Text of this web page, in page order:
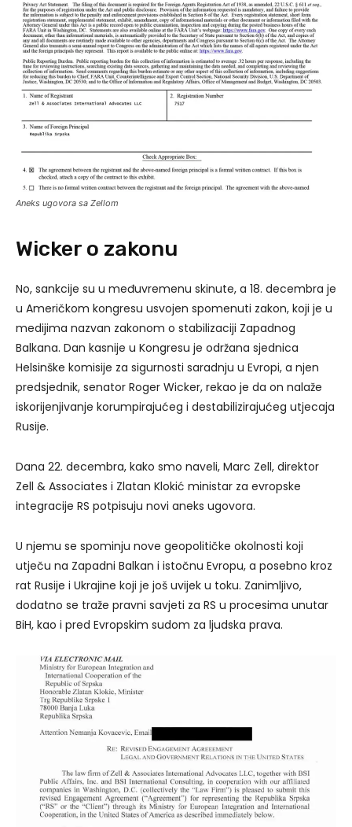
Aneks ugovora sa Zellom
Wicker o zakonu
No, sankcije su u međuvremenu skinute, a 18. decembra je
u Američkom kongresu usvojen spomenuti zakon, koji je u
medijima nazvan zakonom o stabilizaciji Zapadnog
Balkana. Dan kasnije u Kongresu je održana sjednica
Helsinške komisije za sigurnosti saradnju u Evropi, a njen
predsjednik, senator Roger Wicker, rekao je da on nalaže
iskorijenjivanje korumpirajućeg i destabilizirajućeg utjecaja
Rusije.
Dana 22. decembra, kako smo naveli, Marc Zell, direktor
Zell & Associates i Zlatan Klokić ministar za evropske
integracije RS potpisuju novi aneks ugovora.
U njemu se spominju nove geopolitičke okolnosti koji
utječu na Zapadni Balkan i istočnu Evropu, a posebno kroz
rat Rusije i Ukrajine koji je još uvijek u toku. Zanimljivo,
dodatno se traže pravni savjeti za RS u procesima unutar
BiH, kao i pred Evropskim sudom za ljudska prava.